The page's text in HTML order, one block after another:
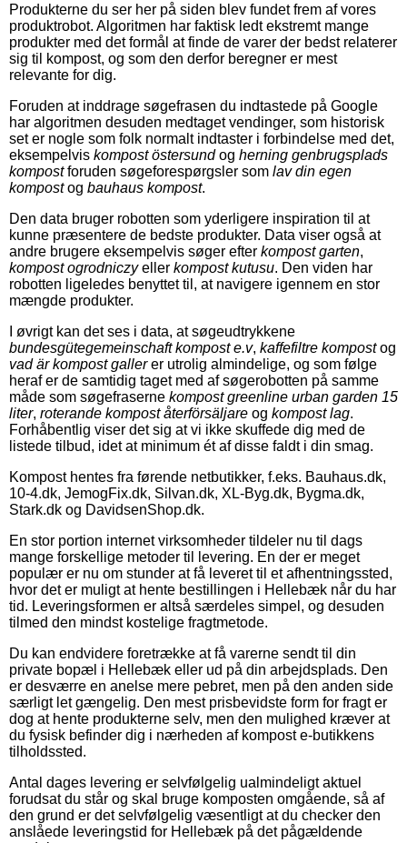
Produkterne du ser her på siden blev fundet frem af vores
produktrobot. Algoritmen har faktisk ledt ekstremt mange
produkter med det formål at finde de varer der bedst relaterer
sig til kompost, og som den derfor beregner er mest
relevante for dig.
Foruden at inddrage søgefrasen du indtastede på Google
har algoritmen desuden medtaget vendinger, som historisk
set er nogle som folk normalt indtaster i forbindelse med det,
eksempelvis kompost östersundog herning genbrugsplads
kompostforuden søgeforespørgsler som lav din egen
kompostog bauhaus kompost.
Den data bruger robotten som yderligere inspiration til at
kunne præsentere de bedste produkter. Data viser også at
andre brugere eksempelvis søger efter kompost garten,
kompost ogrodniczyeller kompost kutusu. Den viden har
robotten ligeledes benyttet til, at navigere igennem en stor
mængde produkter.
I øvrigt kan det ses i data, at søgeudtrykkene
bundesgütegemeinschaft kompost e.v, kaffefiltre kompostog
vad är kompost gallerer utrolig almindelige, og som følge
heraf er de samtidig taget med af søgerobotten på samme
måde som søgefraserne kompost greenline urban garden 15
liter, roterande kompost återförsäljare og kompost lag.
Forhåbentlig viser det sig at vi ikke skuffede dig med de
listede tilbud, idet at minimum ét af disse faldt i din smag.
Kompost hentes fra førende netbutikker, f.eks. Bauhaus.dk,
10-4.dk, JemogFix.dk, Silvan.dk, XL-Byg.dk, Bygma.dk,
Stark.dk og DavidsenShop.dk.
En stor portion internet virksomheder tildeler nu til dags
mange forskellige metoder til levering. En der er meget
populær er nu om stunder at få leveret til et afhentningssted,
hvor det er muligt at hente bestillingen i Hellebæk når du har
tid. Leveringsformen er altså særdeles simpel, og desuden
tilmed den mindst kostelige fragtmetode.
Du kan endvidere foretrække at få varerne sendt til din
private bopæl i Hellebæk eller ud på din arbejdsplads. Den
er desværre en anelse mere pebret, men på den anden side
særligt let gængelig. Den mest prisbevidste form for fragt er
dog at hente produkterne selv, men den mulighed kræver at
du fysisk befinder dig i nærheden af kompost e-butikkens
tilholdssted.
Antal dages levering er selvfølgelig ualmindeligt aktuel
forudsat du står og skal bruge komposten omgående, så af
den grund er det selvfølgelig væsentligt at du checker den
anslåede leveringstid for Hellebæk på det pågældende